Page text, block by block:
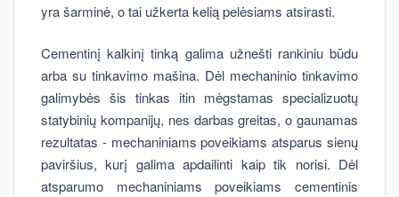
yra šarminė, o tai užkerta kelią pelėsiams atsirasti.
Cementinį kalkinį tinką galima užnešti rankiniu būdu
arba su tinkavimo mašina. Dėl mechaninio tinkavimo
galimybės šis tinkas itin mėgstamas specializuotų
statybinių kompanijų, nes darbas greitas, o gaunamas
rezultatas - mechaniniams poveikiams atsparus sienų
paviršius, kurį galima apdailinti kaip tik norisi. Dėl
atsparumo mechaniniams poveikiams cementinis